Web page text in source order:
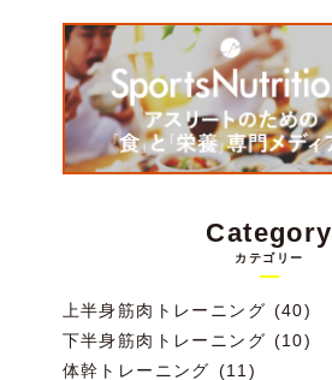
Category
カテゴリー
上半身筋肉トレーニング (40)
下半身筋肉トレーニング (10)
体幹トレーニング (11)